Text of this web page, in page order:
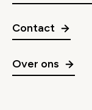
Contact
Over ons